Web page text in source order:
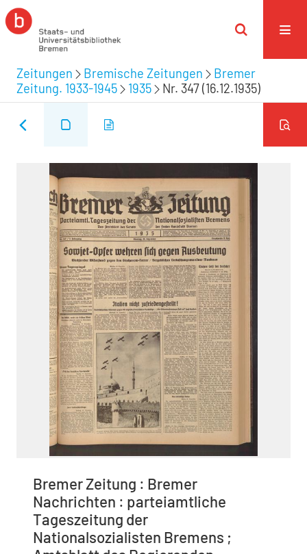
Zeitungen Bremische Zeitungen
Bremer
Zeitung. 1933-1945
1935 Nr. 347 (16.12.1935)
Bremer Zeitung : Bremer
Nachrichten : parteiamtliche
Tageszeitung der
Nationalsozialisten Bremens ;